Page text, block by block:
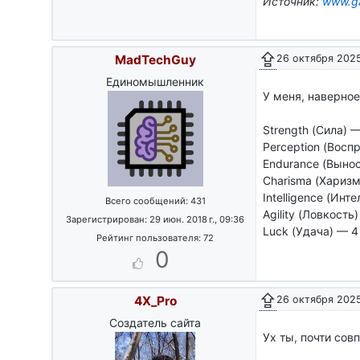
Авторы
земной
реакцию
Интеллект
знания,
будут
заранее
квестов, в
будет
забавной
Ловкость
многие
MadTechGuy
Единомышленник
Всего сообщений: 431
Зарегистрирован: 29 июн. 2018 г., 09:36
Рейтинг пользователя: 72
0
26 октября
У меня,
Strength (Сила)
Perception
Endurance
Charisma
Intelligence
Agility
Luck (Удача) — 4
4X_Pro
Создатель сайта
26 октября 2025
Ух ты, почти